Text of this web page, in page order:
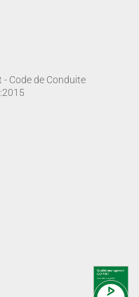
Code de Conduite